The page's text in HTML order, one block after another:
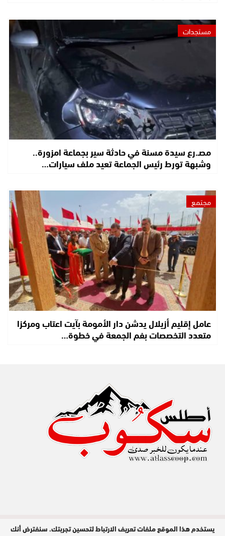
مستجدات
مصـ.رع سيدة مسنة في حادثة سير بجماعة امزورة..
وشبهة تورط رئيس الجماعة تعيد ملف سيارات…
مجتمع
عامل إقليم أزيلال يدشن دار الأمومة بآيت اعتاب ومركزا
متعدد التخصصات بفم الجمعة في خطوة…
مدير النشر : عبد الله عزي / جميع الحقوق
يستخدم هذا الموقع ملفات تعريف الارتباط لتحسين تجربتك. سنفترض أنك